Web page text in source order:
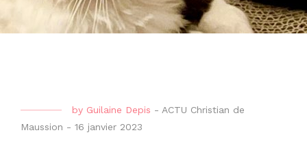
by Guilaine Depis - ACTU Christian de
Maussion - 16 janvier 2023